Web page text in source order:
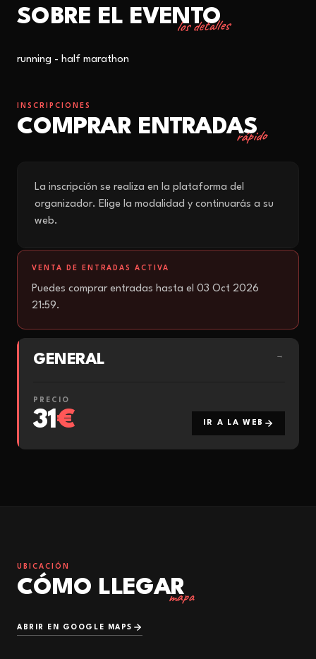
SOBRE EL EVENTO
los detalles
running - half marathon
INSCRIPCIONES
COMPRAR ENTRADAS
rápido
La inscripción se realiza en la plataforma del
organizador. Elige la modalidad y continuarás a su
web.
VENTA DE ENTRADAS ACTIVA
Puedes comprar entradas hasta el 03 Oct 2026
21:59.
GENERAL →
PRECIO
31€ IR A LA WEB
UBICACIÓN
CÓMO LLEGAR
mapa
ABRIR EN GOOGLE MAPS